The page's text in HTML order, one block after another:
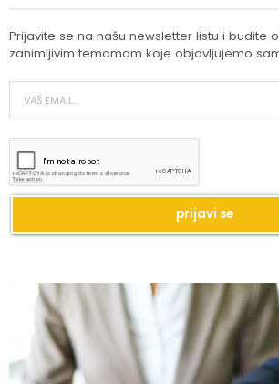
Prijavite se na našu newsletter listu i budite
zanimljivim temamam koje objavljujemo